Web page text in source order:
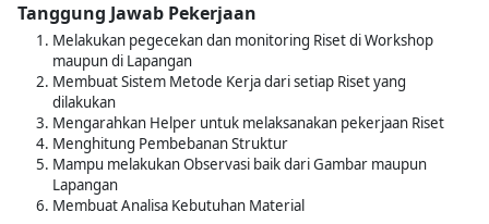
Tanggung Jawab Pekerjaan
Melakukan pegecekan dan monitoring Riset di Workshop
maupun di Lapangan
Membuat Sistem Metode Kerja dari setiap Riset yang
dilakukan
Mengarahkan Helper untuk melaksanakan pekerjaan Riset
Menghitung Pembebanan Struktur
Mampu melakukan Observasi baik dari Gambar maupun
Lapangan
Membuat Analisa Kebutuhan Material